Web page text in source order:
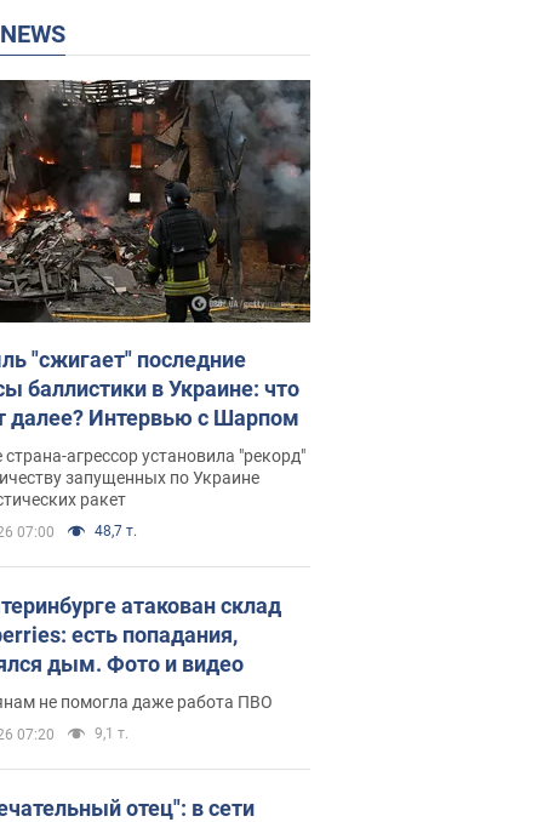
NEWS
"сжигает" последние
баллистики в Украине: что
далее? Интервью с Шарпом
агрессор установила "рекорд"
запущенных по Украине
ракет
07:00 48,7 т.
атакован склад
есть попадания,
дым. Фото и видео
не помогла даже работа ПВО
07:20 9,1 т.
отец": в сети